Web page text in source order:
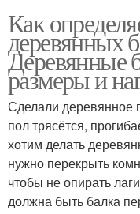
Как
деревянных
Деревянные
размеры и
Сделали деревянное
пол трясётся,
хотим делать
нужно перекрыть
чтобы не опирать
должна быть балка